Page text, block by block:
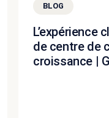
BLOG
L’expérience
de centre de
croissance |